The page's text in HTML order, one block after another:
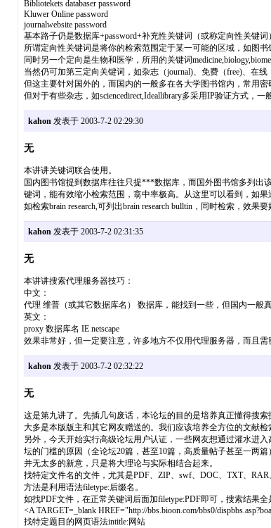
Bibliotekets databaser password
Kluwer Online password
journalwebsite password
基本路子仍是数据库+password+补充性关键词（或称定向性关键词）
所谓定向性关键词是将你的检索范围定于某一可能的区域，如图
同时另一个定向是生物和医学，所用的关键词
当然仍可加第三定向关键词，如杂志（journal)、免费（free)、在
但这主要针对国外的，而国内的一般多在各大学图书馆内，常用密
但对于有些杂志，如sciencedirect,Ideallibrary多采用IP验证方式，
kahon发表于 2003-7-2 02:29:30
无
本讲讲关键词联合使用。
国内图书馆提到数据库往往只提***数据库，而国外图书馆多列出
键词，能有效缩小检索范围，翕中率极高。从这里可以看到，如
如检索brain research,可列出brain research bulltin，同时检索，效果要
kahon发表于 2003-7-2 02:31:35
无
本讲讲搜索代理服务器技巧：
中文：
代理 维普（或其它数据库名） 数据库，能找到一些，但国内一般
英文：
proxy 数据库名 IE netscape
效果非常好，但一定要注意，许多地方不仅用代理服务器，而且需
kahon发表于 2003-7-2 02:32:22
无
这是第九讲了。先插几句废话，本论坛的目的是培养真正懂得搜
大多是本版版主和其它网友赠送的。我们应该培养全方位的文献
另外，今天开始实行高级论坛用户认证，一些网友想通过灌水进
坛的门槛的原因（全论坛20篇，甚至10篇，高质量帖子甚至一两
并无太多的新意，只是将大理论与实际相结合起来。
找特定文件名的文件，尤其是PDF、ZIP、swf、DOC、TXT、
方法是利用语法filetype:后缀名。
如找PDF文件，在正常关键词后面加filetype:PDF即可，搜索结果
<A TARGET=_blank HREF="http://bbs.bioon.com/bbs0/
找特定题目的网页语法intitle:网站